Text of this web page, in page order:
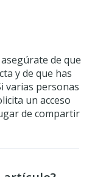
de que
y de que has
varias personas
un acceso
de compartir